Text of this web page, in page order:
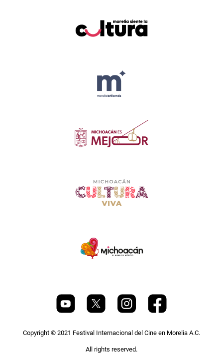
Copyright © 2021 Festival Internacional del Cine en Morelia A.C.
All rights reserved.